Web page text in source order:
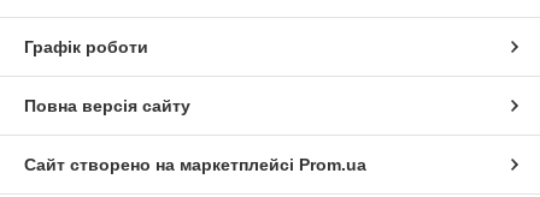
Графік роботи
Повна версія сайту
Сайт створено на маркетплейсі Prom.ua